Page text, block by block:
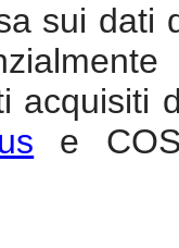
sui dati
acquisiti
e